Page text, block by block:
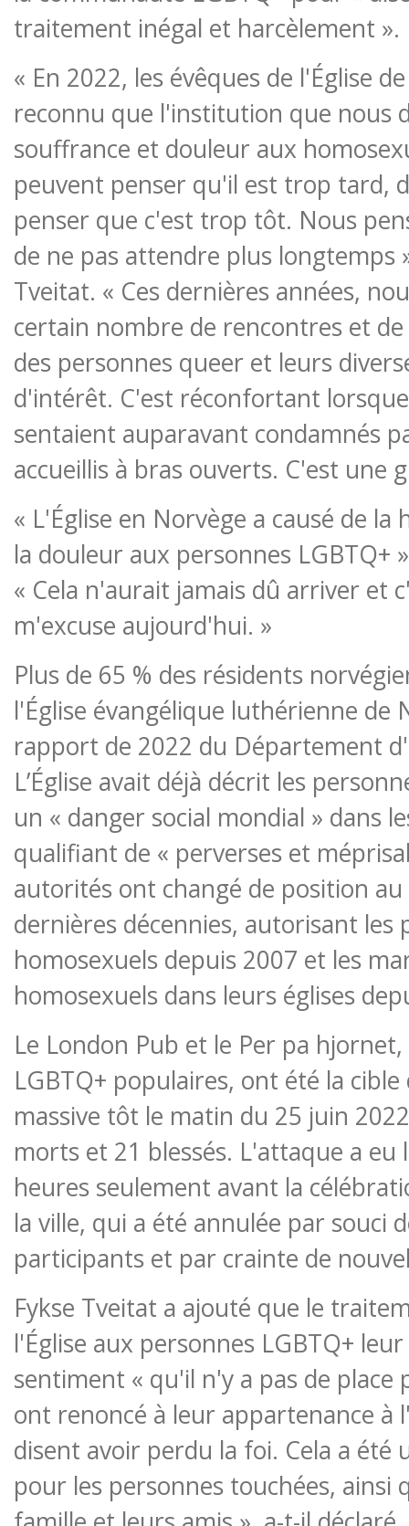
traitement inégal et harcèlement ».
« En 2022, les évêques de l'Église
reconnu que l'institution que nous
souffrance et douleur aux
peuvent penser qu'il est trop tard,
penser que c'est trop tôt. Nous
de ne pas attendre plus longtemps
Tveitat. « Ces dernières années,
certain nombre de rencontres et
des personnes queer et leurs
d'intérêt. C'est réconfortant
sentaient auparavant condamnés
accueillis à bras ouverts. C'est une
« L'Église en Norvège a causé de
la douleur aux personnes LGBTQ+
« Cela n'aurait jamais dû arriver et
m'excuse aujourd'hui. »
Plus de 65 % des résidents
l'Église évangélique luthérienne de
rapport de 2022 du Département
L’Église avait déjà décrit les
un « danger social mondial » dans
qualifiant de « perverses et
autorités ont changé de position au
dernières décennies, autorisant les
homosexuels depuis 2007 et les
homosexuels dans leurs églises
Le London Pub et le Per pa
LGBTQ+ populaires, ont été la
massive tôt le matin du 25 juin
morts et 21 blessés. L'attaque a eu
heures seulement avant la
la ville, qui a été annulée par souci
participants et par crainte de
Fykse Tveitat a ajouté que le
l'Église aux personnes LGBTQ+
sentiment « qu'il n'y a pas de place
ont renoncé à leur appartenance à
disent avoir perdu la foi. Cela a été
pour les personnes touchées, ainsi